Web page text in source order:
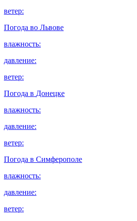
ветер:
Погода во Львове
влажность:
давление:
ветер:
Погода в Донецке
влажность:
давление:
ветер:
Погода в Симферополе
влажность:
давление:
ветер: